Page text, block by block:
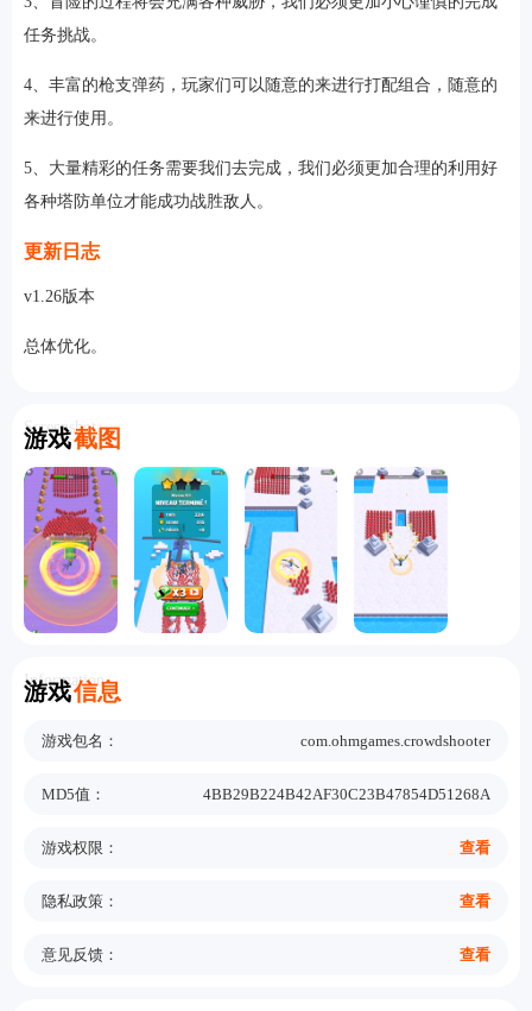
任务挑战。
4、丰富的枪支弹药，玩家们可以随意的来进行打配组合，随意的
来进行使用。
5、大量精彩的任务需要我们去完成，我们必须更加合理的利用好
各种塔防单位才能成功战胜敌人。
更新日志
v1.26版本
总体优化。
游戏截图
Screenshot
游戏信息
Information
游戏包名： com.ohmgames.crowdshooter
MD5值： 4BB29B224B42AF30C23B47854D51268A
游戏权限： 查看
隐私政策： 查看
意见反馈： 查看